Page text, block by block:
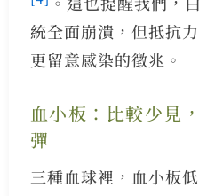
統全面崩潰，但抵抗
更留意感染的徵兆。
血小板：比較少見
彈
三種血球裡，血小板